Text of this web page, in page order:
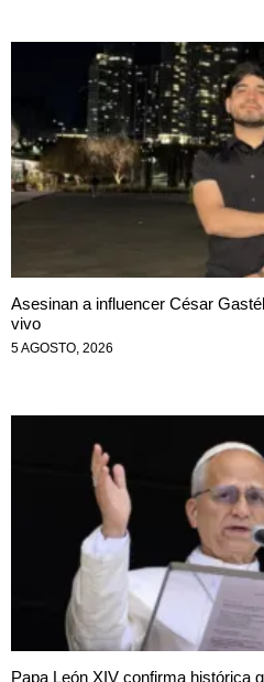
Asesinan a influencer César
vivo
5 AGOSTO, 2026
Papa León XIV confirma histórica